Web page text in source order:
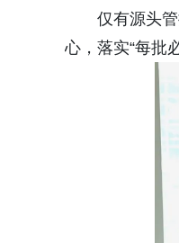
仅有源头
心，落实“每批